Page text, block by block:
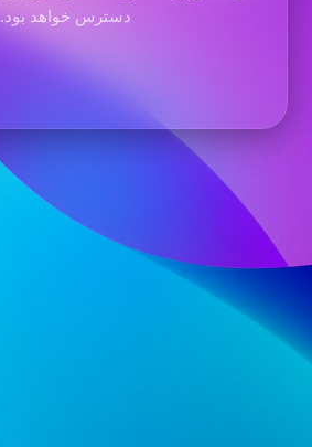
دسترس خواهد بود.